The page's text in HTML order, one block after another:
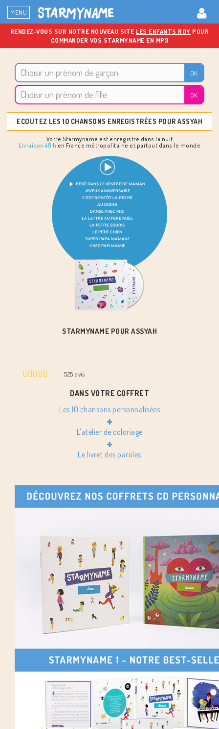
MENU
RENDEZ-VOUS SUR NOTRE NOUVEAU SITE LES ENFANTS ROY POUR
COMMANDER VOS STARMYNAME EN MP3
ECOUTEZ LES 10 CHANSONS ENREGISTRÉES POUR ASSYAH
Votre Starmyname est enregistré dans la nuit
Livraison 48 h en France métropolitaine et partout dans le monde
STARMYNAME POUR ASSYAH
525avis
DANS VOTRE COFFRET
Les 10 chansons personnalisées
+
L'atelier de coloriage
+
Le livret des paroles